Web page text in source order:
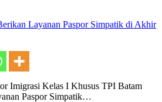
Layanan Paspor Simpatik di Akhir
Imigrasi Kelas I Khusus TPI Batam
Paspor Simpatik…